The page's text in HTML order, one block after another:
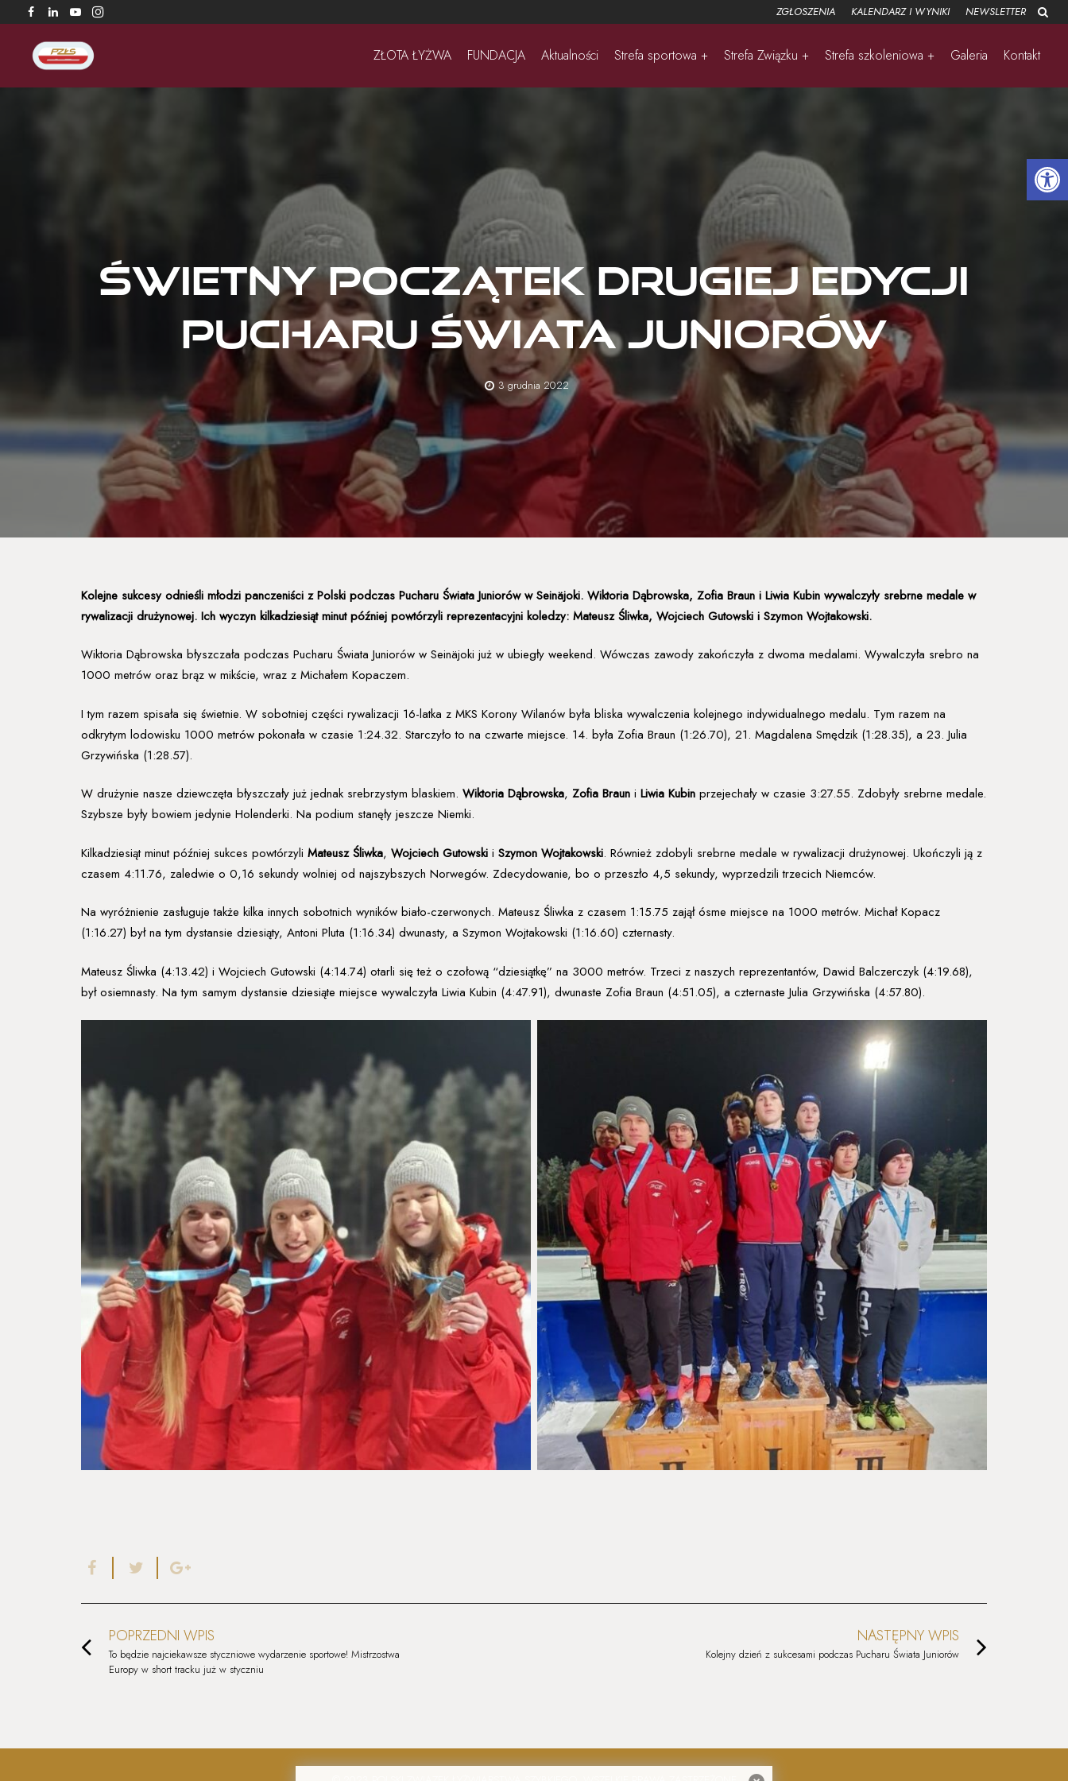
ZGŁOSZENIA KALENDARZ I WYNIKI NEWSLETTER
ZŁOTA ŁYŻWA FUNDACJA Aktualności Strefa sportowa + Strefa Związku + Strefa szkoleniowa + Galeria Kontakt
Świetny początek drugiej edycji
Pucharu Świata Juniorów
3 grudnia 2022
Kolejne sukcesy odnieśli młodzi panczeniści z Polski podczas Pucharu Świata Juniorów w Seinäjoki. Wiktoria Dąbrowska, Zofia Braun i Liwia Kubin wywalczyły srebrne medale w
rywalizacji drużynowej. Ich wyczyn kilkadziesiąt minut później powtórzyli reprezentacyjni koledzy: Mateusz Śliwka, Wojciech Gutowski i Szymon Wojtakowski.
Wiktoria Dąbrowska błyszczała podczas Pucharu Świata Juniorów w Seinäjoki już w ubiegły weekend. Wówczas zawody zakończyła z dwoma medalami. Wywalczyła srebro na
1000 metrów oraz brąz w mikście, wraz z Michałem Kopaczem.
I tym razem spisała się świetnie. W sobotniej części rywalizacji 16-latka z MKS Korony Wilanów była bliska wywalczenia kolejnego indywidualnego medalu. Tym razem na
odkrytym lodowisku 1000 metrów pokonała w czasie 1:24.32. Starczyło to na czwarte miejsce. 14. była Zofia Braun (1:26.70), 21. Magdalena Smędzik (1:28.35), a 23. Julia
Grzywińska (1:28.57).
W drużynie nasze dziewczęta błyszczały już jednak srebrzystym blaskiem. Wiktoria Dąbrowska, Zofia Braun i Liwia Kubin przejechały w czasie 3:27.55. Zdobyły srebrne medale.
Szybsze były bowiem jedynie Holenderki. Na podium stanęły jeszcze Niemki.
Kilkadziesiąt minut później sukces powtórzyli Mateusz Śliwka, Wojciech Gutowski i Szymon Wojtakowski. Również zdobyli srebrne medale w rywalizacji drużynowej. Ukończyli ją z
czasem 4:11.76, zaledwie o 0,16 sekundy wolniej od najszybszych Norwegów. Zdecydowanie, bo o przeszło 4,5 sekundy, wyprzedzili trzecich Niemców.
Na wyróżnienie zasługuje także kilka innych sobotnich wyników biało-czerwonych. Mateusz Śliwka z czasem 1:15.75 zajął ósme miejsce na 1000 metrów. Michał Kopacz
(1:16.27) był na tym dystansie dziesiąty, Antoni Pluta (1:16.34) dwunasty, a Szymon Wojtakowski (1:16.60) czternasty.
Mateusz Śliwka (4:13.42) i Wojciech Gutowski (4:14.74) otarli się też o czołową “dziesiątkę” na 3000 metrów. Trzeci z naszych reprezentantów, Dawid Balczerczyk (4:19.68),
był osiemnasty. Na tym samym dystansie dziesiąte miejsce wywalczyła Liwia Kubin (4:47.91), dwunaste Zofia Braun (4:51.05), a czternaste Julia Grzywińska (4:57.80).
POPRZEDNI WPIS
To będzie najciekawsze styczniowe wydarzenie sportowe! Mistrzostwa
Europy w short tracku już w styczniu
NASTĘPNY WPIS
Kolejny dzień z sukcesami podczas Pucharu Świata Juniorów